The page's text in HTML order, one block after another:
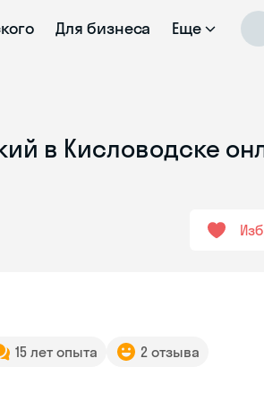
Для бизнеса Еще
в Кисловодске
15 лет опыта 2 отзыва